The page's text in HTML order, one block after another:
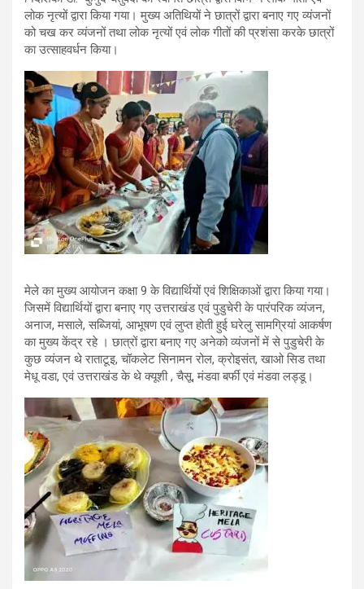
लोक नृत्यों द्वारा किया गया। मुख्य अतिथियों ने छात्रों द्वारा बनाए गए व्यंजनों
को चख कर व्यंजनों तथा लोक नृत्यों एवं लोक गीतों की प्रशंसा करके छात्रों
का उत्साहवर्धन किया।
मेले का मुख्य आयोजन कक्षा 9 के विद्यार्थियों एवं शिक्षिकाओं द्वारा किया गया।
जिसमें विद्यार्थियों द्वारा बनाए गए उत्तराखंड एवं पुडुचेरी के पारंपरिक व्यंजन,
अनाज, मसाले, सब्जियां, आभूषण एवं लुप्त होती हुई घरेलु सामग्रियां आकर्षण
का मुख्य केंद्र रहे । छात्रों द्वारा बनाए गए अनेको व्यंजनों में से पुडुचेरी के
कुछ व्यंजन थे राताटूइ, चॉकलेट सिनामन रोल, क्रोइसंत, खाओ सिड तथा
मेधू वडा, एवं उत्तराखंड के थे क्यूशी , चैसू, मंडवा बर्फी एवं मंडवा लड्डू।